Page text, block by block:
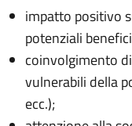
impatto positivo
potenziali
coinvolgimento
vulnerabili della
ecc.);